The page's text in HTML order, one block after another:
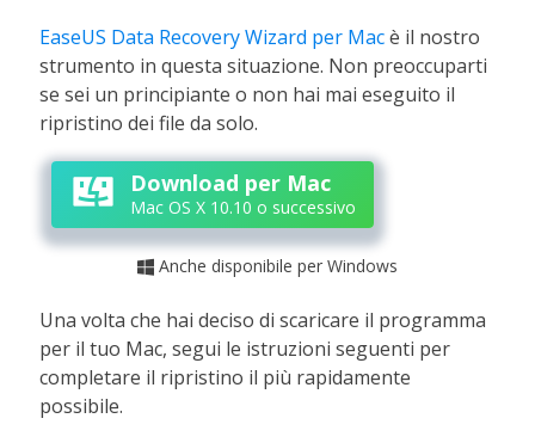
EaseUS Data Recovery Wizard per Macè il nostro
strumento in questa situazione. Non preoccuparti
se sei un principiante o non hai mai eseguito il
ripristino dei file da solo.
Download per Mac
Mac OS X 10.10 o successivo
 Anche disponibile per Windows
Una volta che hai deciso di scaricare il programma
per il tuo Mac, segui le istruzioni seguenti per
completare il ripristino il più rapidamente
possibile.